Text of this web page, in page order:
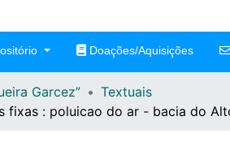
Doações/Aquisições
Garcez”
Textuais
fixas : poluicao do ar - bacia do